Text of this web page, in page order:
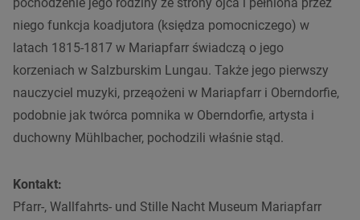
niego funkcja koadjutora (księdza pomocniczego) w
latach 1815-1817 w Mariapfarr świadczą o jego
korzeniach w Salzburskim Lungau. Także jego pierwszy
nauczyciel muzyki, przeąożeni w Mariapfarr i Oberndorfie,
podobnie jak twórca pomnika w Oberndorfie, artysta i
duchowny Mühlbacher, pochodzili właśnie stąd.
Kontakt:
Pfarr-, Wallfahrts- und Stille Nacht Museum Mariapfarr